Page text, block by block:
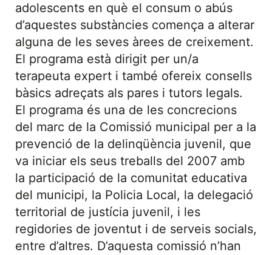
adolescents en què el consum o abús
d’aquestes substàncies comença a alterar
alguna de les seves àrees de creixement.
El programa està dirigit per un/a
terapeuta expert i també ofereix consells
bàsics adreçats als pares i tutors legals.
El programa és una de les concrecions
del marc de la Comissió municipal per a la
prevenció de la delinqüència juvenil, que
va iniciar els seus treballs del 2007 amb
la participació de la comunitat educativa
del municipi, la Policia Local, la delegació
territorial de justícia juvenil, i les
regidories de joventut i de serveis socials,
entre d’altres. D’aquesta comissió n’han